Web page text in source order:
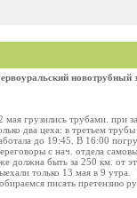
новотрубный
мая грузились трубами. при
два цеха: в третьем
до 19:45. В 16:00
с нач. отдела
должна быть за 250 км. от
только 13 мая в 9 утра.
писать претензию